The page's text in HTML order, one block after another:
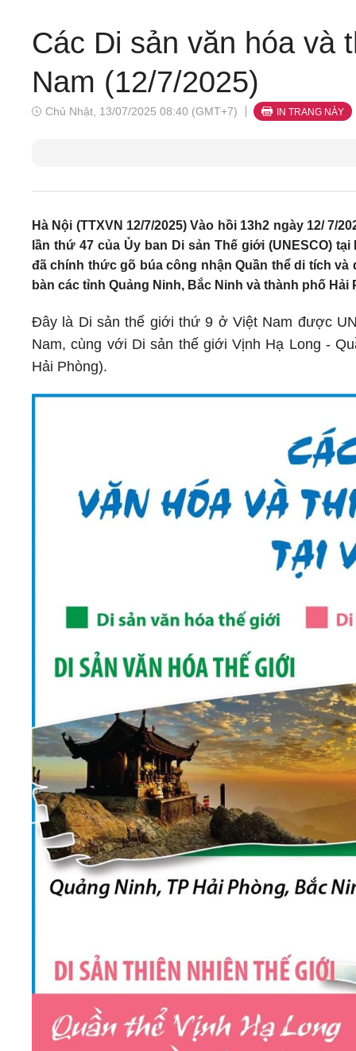
Các Di sản văn hóa và
Nam (12/7/2025)
Chủ Nhật, 13/07/2025 08:40 (GMT+7) IN TRANG NÀY
Hà Nội (TTXVN 12/7/2025) Vào hồi 13h2 ngày 12/ 7/
lần thứ 47 của Ủy ban Di sản Thế giới (UNESCO)
đã chính thức gõ búa công nhận Quần thể di tích
bàn các tỉnh Quảng Ninh, Bắc Ninh và thành phố Hải
Đây là Di sản thế giới thứ 9 ở Việt Nam được
Nam, cùng với Di sản thế giới Vịnh Hạ Long -
Hải Phòng).